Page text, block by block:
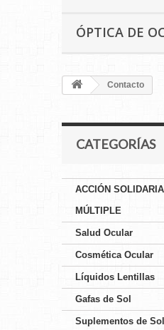
ÓPTICA DE
Contacto
CATEGORÍAS
ACCIÓN
MÚLTIPLE
Salud Ocular
Cosmética Ocular
Líquidos Lentillas
Gafas de Sol
Suplementos de